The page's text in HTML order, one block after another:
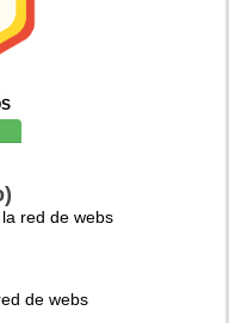
red de webs
de webs